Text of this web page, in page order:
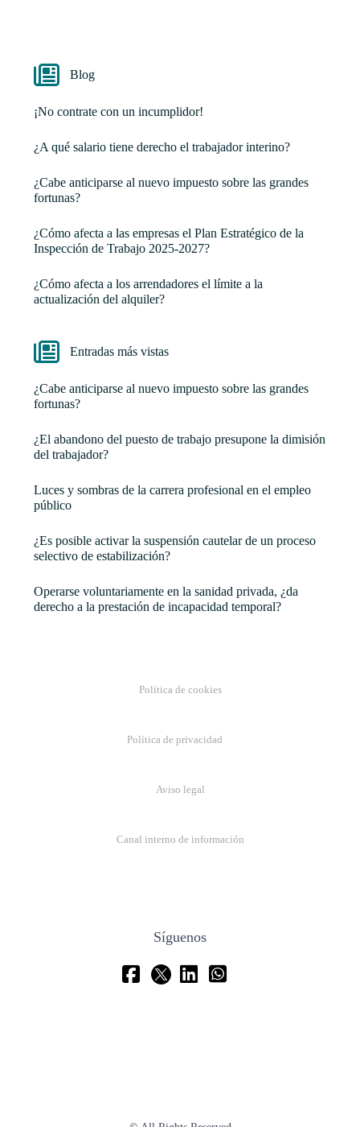
Blog
¡No contrate con un incumplidor!
¿A qué salario tiene derecho el trabajador interino?
¿Cabe anticiparse al nuevo impuesto sobre las grandes
fortunas?
¿Cómo afecta a las empresas el Plan Estratégico de la
Inspección de Trabajo 2025-2027?
¿Cómo afecta a los arrendadores el límite a la
actualización del alquiler?
Entradas más vistas
¿Cabe anticiparse al nuevo impuesto sobre las grandes
fortunas?
¿El abandono del puesto de trabajo presupone la dimisión
del trabajador?
Luces y sombras de la carrera profesional en el empleo
público
¿Es posible activar la suspensión cautelar de un proceso
selectivo de estabilización?
Operarse voluntariamente en la sanidad privada, ¿da
derecho a la prestación de incapacidad temporal?
Política de cookies
Política de privacidad
Aviso legal
Canal interno de información
Síguenos